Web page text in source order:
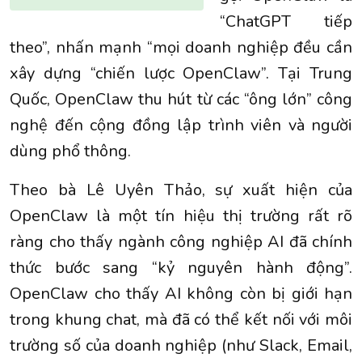
“ChatGPT tiếp
theo”, nhấn mạnh “mọi doanh nghiệp đều cần
xây dựng “chiến lược OpenClaw”. Tại Trung
Quốc, OpenClaw thu hút từ các “ông lớn” công
nghệ đến cộng đồng lập trình viên và người
dùng phổ thông.
Theo bà Lê Uyên Thảo, sự xuất hiện của
OpenClaw là một tín hiệu thị trường rất rõ
ràng cho thấy ngành công nghiệp AI đã chính
thức bước sang “kỷ nguyên hành động”.
OpenClaw cho thấy AI không còn bị giới hạn
trong khung chat, mà đã có thể kết nối với môi
trường số của doanh nghiệp (như Slack, Email,